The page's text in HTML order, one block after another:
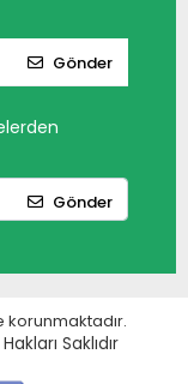
Gönder
Gönder
korunmaktadır.
Saklıdır